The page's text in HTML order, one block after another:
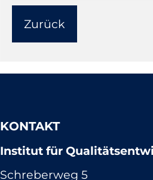
Zurück
KONTAKT
Institut für
Schreberweg 5